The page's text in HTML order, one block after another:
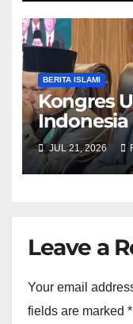
BERITA ISLAMI
Kongres
Indonesia
JUL 21, 2026
Leave a
Your email
fields are marked *